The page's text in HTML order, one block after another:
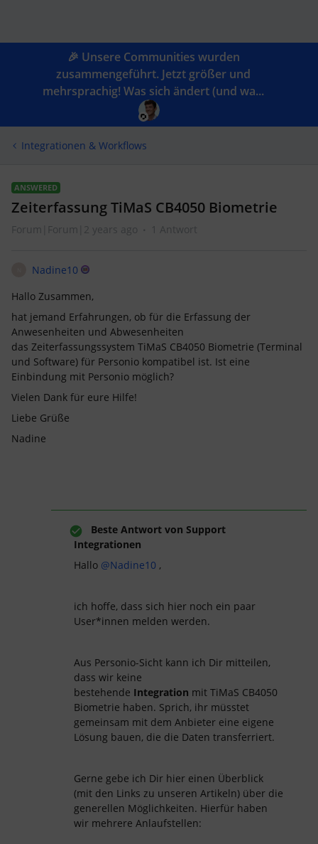
🎉 Unsere Communities wurden
zusammengeführt. Jetzt größer und
mehrsprachig! Was sich ändert (und wa...
Integrationen & Workflows
ANSWERED
Zeiterfassung TiMaS CB4050 Biometrie
Forum|Forum|2 years ago 1 Antwort
Nadine10
Hallo Zusammen,
hat jemand Erfahrungen, ob für die Erfassung der
Anwesenheiten und Abwesenheiten
das Zeiterfassungssystem TiMaS CB4050 Biometrie (Terminal
und Software) für Personio kompatibel ist. Ist eine
Einbindung mit Personio möglich?
Vielen Dank für eure Hilfe!
Liebe Grüße
Nadine
Beste Antwort von Support
Integrationen
Hallo @Nadine10 ,
ich hoffe, dass sich hier noch ein paar
User*innen melden werden.
Aus Personio-Sicht kann ich Dir mitteilen,
dass wir keine
bestehende Integration mit TiMaS CB4050
Biometrie haben. Sprich, ihr müsstet
gemeinsam mit dem Anbieter eine eigene
Lösung bauen, die die Daten transferriert.
Gerne gebe ich Dir hier einen Überblick
(mit den Links zu unseren Artikeln) über die
generellen Möglichkeiten. Hierfür haben
wir mehrere Anlaufstellen: